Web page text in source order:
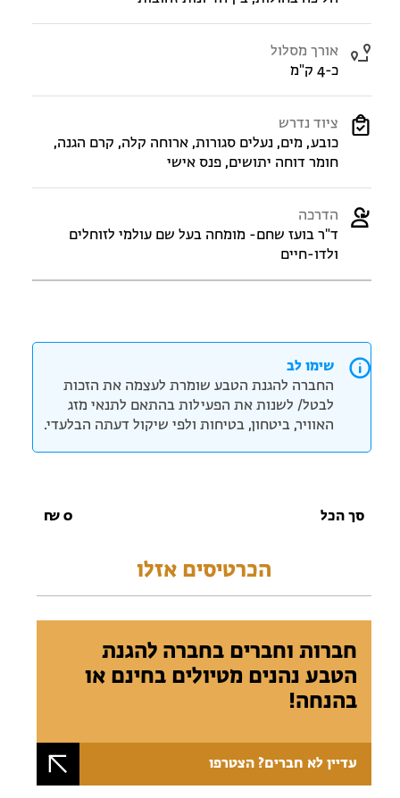
אורך מסלול
כ-4 ק"מ
ציוד נדרש
כובע, מים, נעלים סגורות, ארוחה קלה, קרם הגנה,
חומר דוחה יתושים, פנס אישי
הדרכה
ד"ר בועז שחם- מומחה בעל שם עולמי לזוחלים
ולדו-חיים
שימו לב
החברה להגנת הטבע שומרת לעצמה את הזכות
לבטל/ לשנות את הפעילות בהתאם לתנאי מזג
האוויר, ביטחון, בטיחות ולפי שיקול דעתה הבלעדי.
סך הכל 0
₪
הכרטיסים אזלו
חברות וחברים בחברה להגנת
הטבע נהנים מטיולים בחינם או
בהנחה!
עדיין לא חברים? הצטרפו